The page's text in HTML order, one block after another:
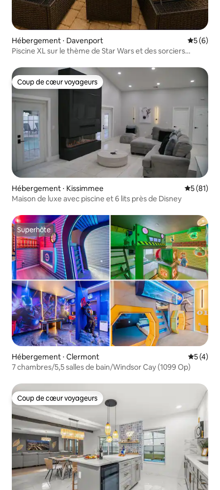
Hébergement ⋅ Davenport
5 (6)
Piscine XL sur le thème de Star Wars et des sorciers
Coup de cœur voyageurs
Coup de cœur voyageurs
Hébergement ⋅ Kissimmee
5 (81)
Maison de luxe avec piscine et 6 lits près de Disney
Superhôte
Superhôte
Hébergement ⋅ Clermont
5 (4)
7 chambres/5,5 salles de bain/Windsor Cay (1099 Op)
Coup de cœur voyageurs
Coup de cœur voyageurs